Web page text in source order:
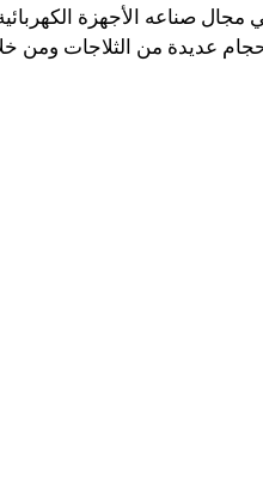
صناعه الأجهزة
عديدة من الثلاجات ومن